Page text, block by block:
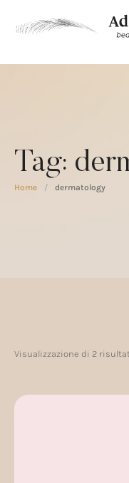
Tag:
Home / dermatology
Visualizzazione di 2